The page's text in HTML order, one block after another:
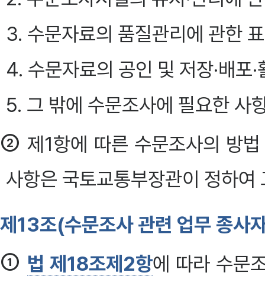
3. 수문자료의 품질관리에 관한
4. 수문자료의 공인 및 저장·배포
5. 그 밖에 수문조사에 필요한 사
② 제1항에 따른 수문조사의 방
사항은 국토교통부장관이 정하
제13조(수문조사 관련 업무 종사
① 법 제18조제2항에 따라 수문